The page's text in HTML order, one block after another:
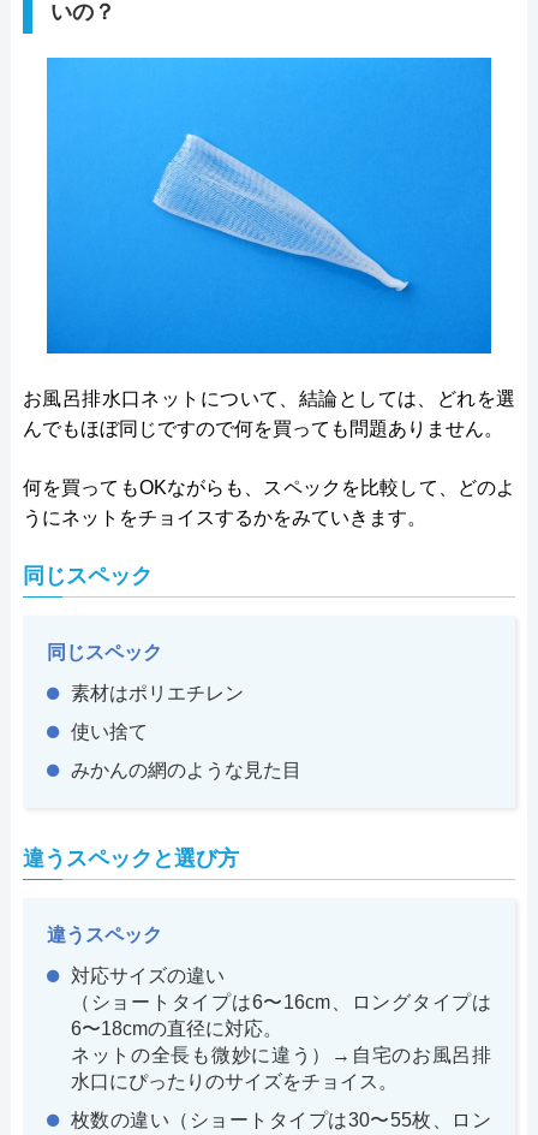
いの？
お風呂排水口ネットについて、結論としては、どれを選
んでもほぼ同じですので何を買っても問題ありません。
何を買ってもOKながらも、スペックを比較して、どのよ
うにネットをチョイスするかをみていきます。
同じスペック
同じスペック
素材はポリエチレン
使い捨て
みかんの網のような見た目
違うスペックと選び方
違うスペック
対応サイズの違い
（ショートタイプは6〜16cm、ロングタイプは
6〜18cmの直径に対応。
ネットの全長も微妙に違う）→自宅のお風呂排
水口にぴったりのサイズをチョイス。
枚数の違い（ショートタイプは30〜55枚、ロン